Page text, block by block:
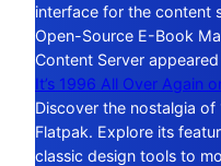
interface for the content
Open-Source E-Book
Content Server
It’s 1996 All Over Again
Discover the nostalgia
Flatpak. Explore its
classic design tools to